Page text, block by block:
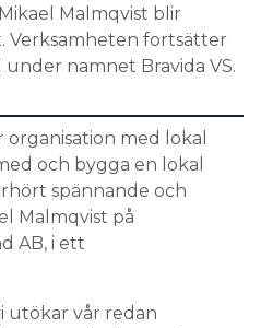
Malmqvist blir
Verksamheten fortsätter
namnet Bravida VS.
med lokal
och bygga en lokal
spännande och
Malmqvist på
AB, i ett
utökar vår redan